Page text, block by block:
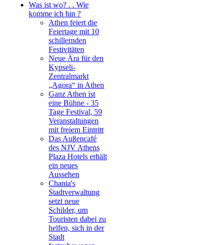
Was ist wo? . . Wie
komme ich hin ?
Athen feiert die
Feiertage mit 10
schillernden
Festivitäten
Neue Ära für den
Kypseli-
Zentralmarkt
„Agora“ in Athen
Ganz Athen ist
eine Bühne - 35
Tage Festival, 59
Veranstaltungen
mit freiem Eintritt
Das Außencafé
des NJV Athens
Plaza Hotels erhält
ein neues
Aussehen
Chania's
Stadtverwaltung
setzt neue
Schilder, um
Touristen dabei zu
helfen, sich in der
Stadt